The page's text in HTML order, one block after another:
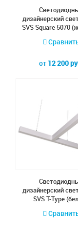
дизайнерский
SVS Square 5070
от 12 200
дизайнерский
SVS T-Type